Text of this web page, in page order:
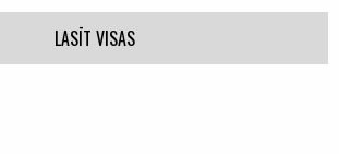
LASĪT VISAS